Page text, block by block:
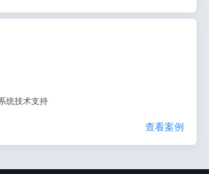
统技术支持
查看案例